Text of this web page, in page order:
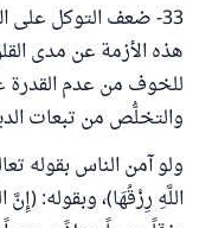
33- ضعف التوكل على
هذه الأزمة عن مدى
للخوف من عدم القدرة
والتخلُّص من تبعات
ولو آمن الناس بقوله
اللَّهِ رِزْقُهَا)، وبقوله: